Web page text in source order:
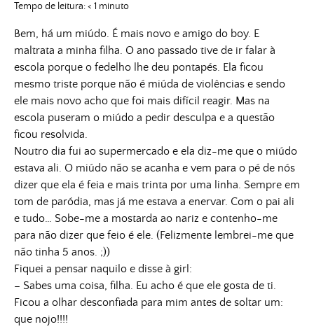
Tempo de leitura:< 1 minuto
Bem, há um miúdo. É mais novo e amigo do boy. E
maltrata a minha filha. O ano passado tive de ir falar à
escola porque o fedelho lhe deu pontapés. Ela ficou
mesmo triste porque não é miúda de violências e sendo
ele mais novo acho que foi mais difícil reagir. Mas na
escola puseram o miúdo a pedir desculpa e a questão
ficou resolvida.
Noutro dia fui ao supermercado e ela diz-me que o miúdo
estava ali. O miúdo não se acanha e vem para o pé de nós
dizer que ela é feia e mais trinta por uma linha. Sempre em
tom de paródia, mas já me estava a enervar. Com o pai ali
e tudo… Sobe-me a mostarda ao nariz e contenho-me
para não dizer que feio é ele. (Felizmente lembrei-me que
não tinha 5 anos. ;))
Fiquei a pensar naquilo e disse à girl:
– Sabes uma coisa, filha. Eu acho é que ele gosta de ti.
Ficou a olhar desconfiada para mim antes de soltar um:
que nojo!!!!